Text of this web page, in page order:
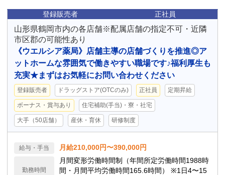
登録販売者 正社員
山形県鶴岡市内の各店舗※配属店舗の指定不可・近隣
市区郡の可能性あり
《ウエルシア薬局》店舗主導の店舗づくりを推進◎ア
ットホームな雰囲気で働きやすい職場です♪福利厚生も
充実★まずはお気軽にお問い合わせください
登録販売者 ドラッグストア(OTCのみ) 正社員 定期昇給
ボーナス・賞与あり 住宅補助(手当)・寮・社宅
大手（50店舗） 産休・育休 研修制度
給与・手当 月給210,000円〜390,000円
勤務時間
月間変形労働時間制（年間所定労働時間1988時
間・月間平均労働時間165.6時間） ※1日4〜15